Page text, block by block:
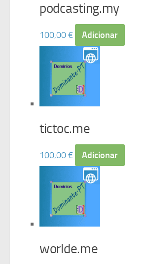
podcasting.my
100,00€ Adicionar
tictoc.me
100,00€ Adicionar
worlde.me